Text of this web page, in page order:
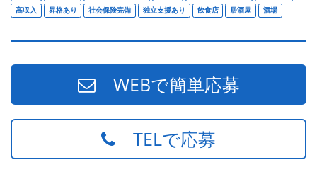
高収入
昇格あり 社会保険完備 独立支援あり 飲食店 居酒屋 酒場
WEBで簡単応募
TELで応募